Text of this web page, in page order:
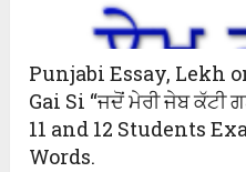
Punjabi Essay, Lekh
Gai Si “ਜਦੋਂ ਮੇਰੀ ਜੇਬ ਕੱਟੀ
11 and 12 Students
Words.